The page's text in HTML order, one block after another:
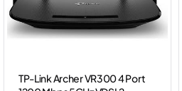
TP-Link Archer VR300 4 Port